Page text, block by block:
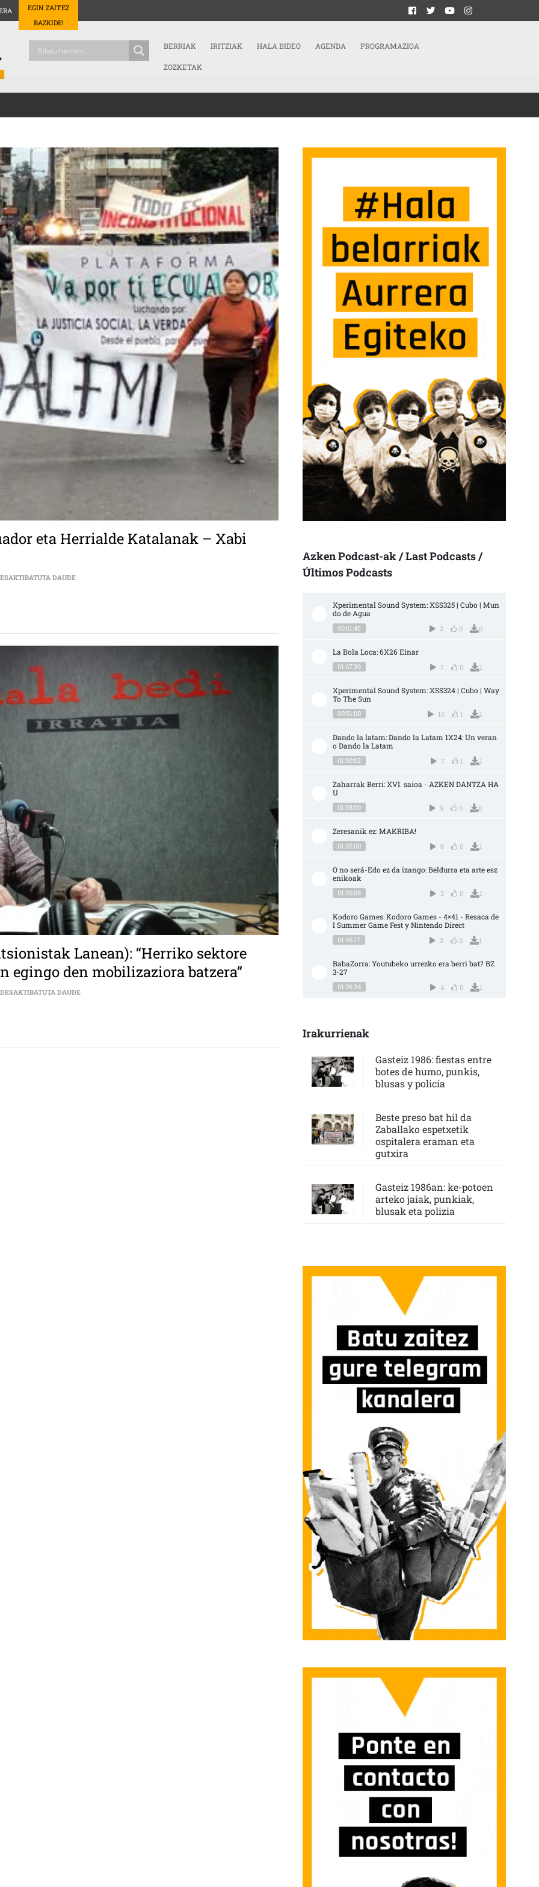
EGIN ZAITEZ
BAZKIDE!
BERRIAK IRITZIAK HALA BIDEO AGENDA PROGRAMAZIOA
ZOZKETAK
eta Herrialde Katalanak – Xabi
DAUDEKOLABORAZIO INTERNAZIONALISTA | EKUADOR ETA HERRIALDE KATALANAK – XABI LASA SARRERAN
Lanean): “Herriko sektore
egingo den mobilizaziora batzera”
DAUDEARMANDO AULESTIARTE (ARABAKO PENTSIONISTAK LANEAN): “HERRIKO SEKTORE GUZTIAK GONBIDATZEN DITUGU AZAROAN EGINGO
Azken Podcast-ak / Last Podcasts /
Últimos Podcasts
Xperimental Sound System: XSS325 | Cubo | Mun
do de Agua
00:51:45 2 0 0
La Bola Loca: 6X26 Einar
01:07:39 7 0 1
Xperimental Sound System: XSS324 | Cubo | Way
To The Sun
00:51:00 10 1 1
Dando la latam: Dando la Latam 1X24: Un veran
o Dando la Latam
01:00:02 7 1 1
Zaharrak Berri: XVI. saioa - AZKEN DANTZA HA
U
01:08:00 9 0 0
Zeresanik ez: MAKRIBA!
01:02:00 6 0 1
O no será-Edo ez da izango: Beldurra eta arte esz
enikoak
01:00:04 3 0 1
Kodoro Games: Kodoro Games - 4×41 - Resaca de
l Summer Game Fest y Nintendo Direct
01:06:17 3 0 1
BabaZorra: Youtubeko urrezko era berri bat? BZ
3-27
01:06:24 4 0 1
Irakurrienak
Gasteiz 1986: fiestas entre
botes de humo, punkis,
blusas y policía
Beste preso bat hil da
Zaballako espetxetik
ospitalera eraman eta
gutxira
Gasteiz 1986an: ke-potoen
arteko jaiak, punkiak,
blusak eta polizia